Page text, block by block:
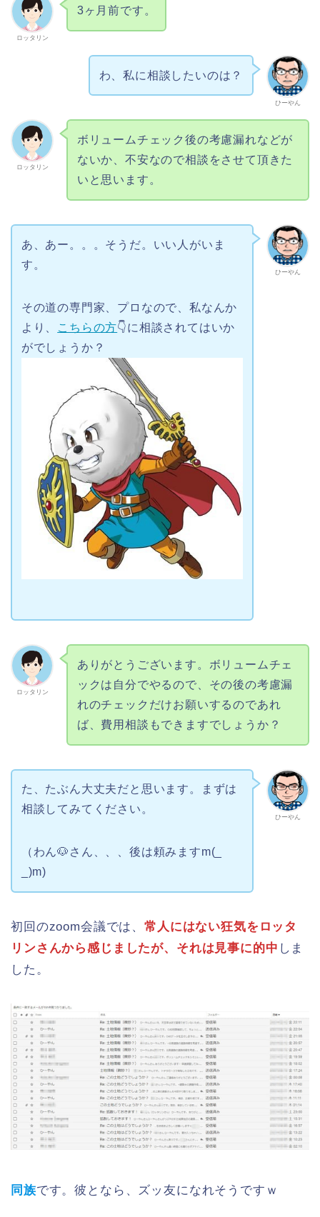
ロッタリン
3ヶ月前です。
ひーやん
わ、私に相談したいのは？
ロッタリン
ボリュームチェック後の考慮漏れなどが
ないか、不安なので相談をさせて頂きた
いと思います。
ひーやん
あ、あー。。。そうだ。いい人がいま
す。
その道の専門家、プロなので、私なんか
より、
こちらの方👇に相談されてはいか
がでしょうか？
ロッタリン
ありがとうございます。ボリュームチェ
ックは自分でやるので、その後の考慮漏
れのチェックだけお願いするのであれ
ば、費用相談もできますでしょうか？
ひーやん
た、たぶん大丈夫だと思います。まずは
相談してみてください。
（わん🐶さん、、、後は頼みますm(_
_)m)
初回のzoom会議では、常人にはない狂気をロッタ
リンさんから感じましたが、それは見事に的中 しま
した。
同族です。彼となら、ズッ友になれそうですｗ